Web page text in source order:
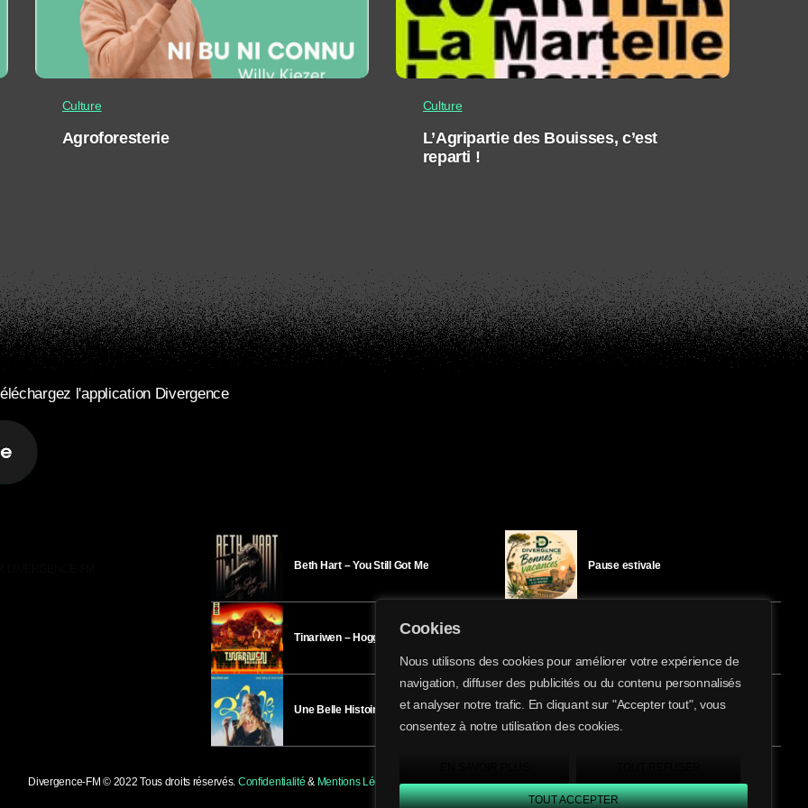
Cookies
Nous utilisons des cookies pour améliorer votre expérience de
navigation, diffuser des publicités ou du contenu personnalisés
et analyser notre trafic. En cliquant sur "Accepter tout", vous
consentez à notre utilisation des cookies.
TOUT ACCEPTER
share
email
Culture
Agroforesterie
Culture
L’Agripartie des Bouisses, c’est
reparti !
l'application Divergence
Beth Hart – You Still Got Me
Tinariwen – Hoggar
Une Belle Histoire – Héloïse Bay
Pause estivale
Ici l’Ombre – mardi 28 juillet
Divergence-FM © 2022 Tous droits réservés. Confidentialité & Mentions Légales.